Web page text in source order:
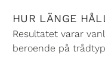
HUR LÄNGE
Resultatet varar
beroende på